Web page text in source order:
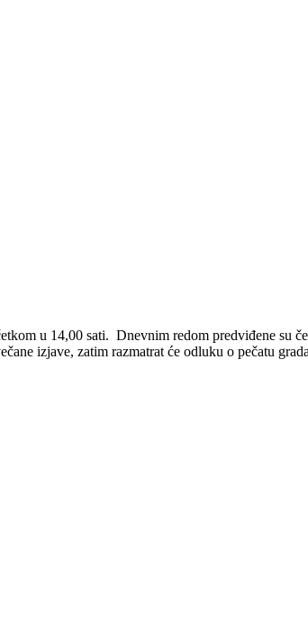
u 14,00 sati. Dnevnim redom predviđene su
izjave, zatim razmatrat će odluku o pečatu